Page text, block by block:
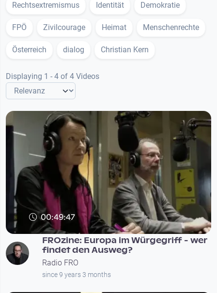
Rechtsextremismus Identität Demokratie
FPÖ Zivilcourage Heimat Menschenrechte
Österreich dialog Christian Kern
Displaying 1 - 4 of 4 Videos
00:49:47
FROzine: Europa im Würgegriff - wer
findet den Ausweg?
Radio FRO
since 9 years 3 months